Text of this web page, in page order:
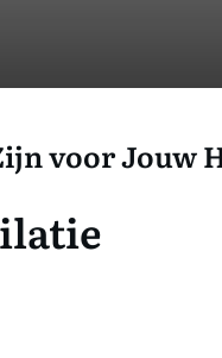
voor Jouw